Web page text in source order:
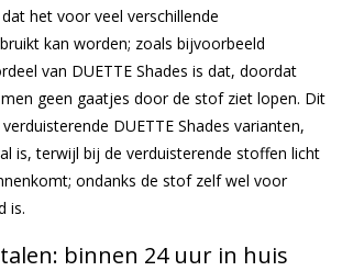
het voor veel verschillende
kan worden; zoals bijvoorbeeld
van DUETTE Shades is dat, doordat
geen gaatjes door de stof ziet lopen. Dit
DUETTE Shades varianten,
is, terwijl bij de verduisterende stoffen licht
ondanks de stof zelf wel voor
is.
binnen 24 uur in huis